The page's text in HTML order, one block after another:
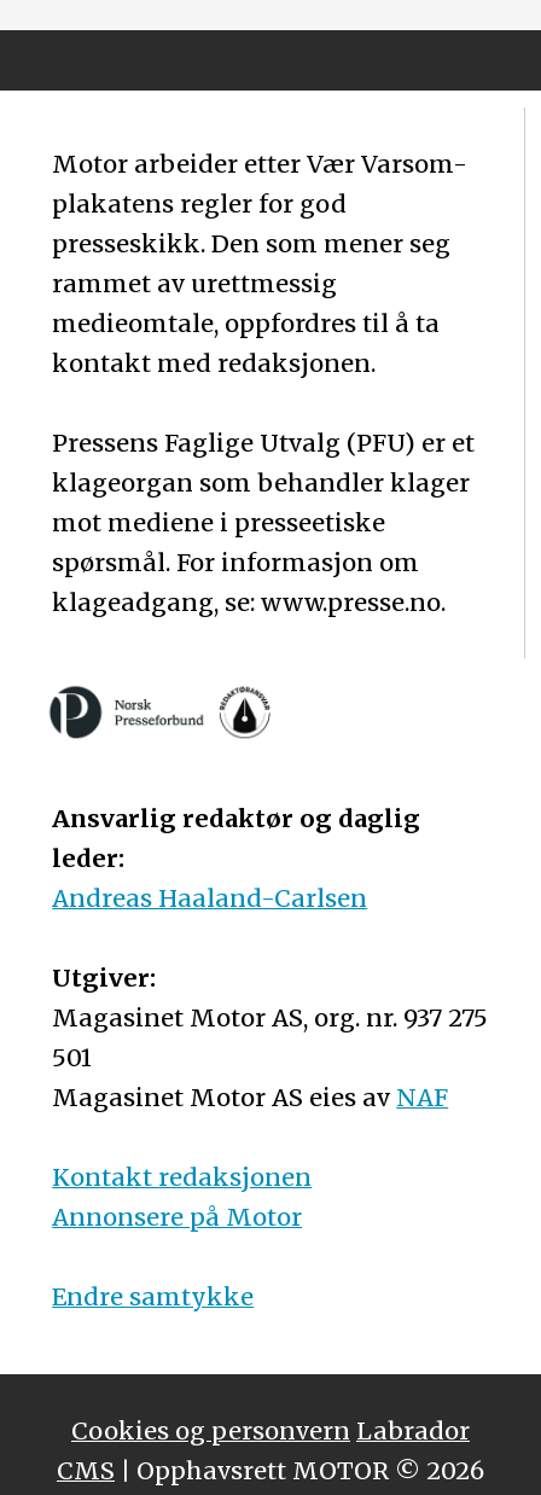
Motor arbeider etter Vær Varsom-
plakatens regler for god
presseskikk. Den som mener seg
rammet av urettmessig
medieomtale, oppfordres til å ta
kontakt med redaksjonen.
Pressens Faglige Utvalg (PFU) er et
klageorgan som behandler klager
mot mediene i presseetiske
spørsmål. For informasjon om
klageadgang, se: www.presse.no.
Ansvarlig redaktør og daglig
leder:
Andreas Haaland-Carlsen
Utgiver:
Magasinet Motor AS, org. nr. 937 275
501
Magasinet Motor AS eies av NAF
Kontakt redaksjonen
Annonsere på Motor
Endre samtykke
Cookies og personvern Labrador
CMS | Opphavsrett MOTOR © 2026